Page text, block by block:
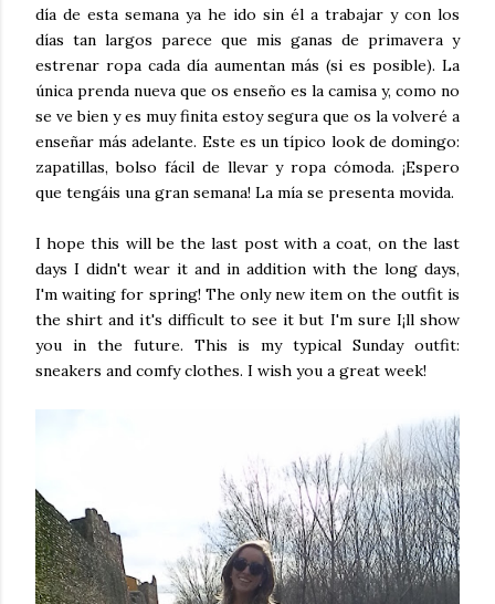
día de esta semana ya he ido sin él a trabajar y con los
días tan largos parece que mis ganas de primavera y
estrenar ropa cada día aumentan más (si es posible). La
única prenda nueva que os enseño es la camisa y, como no
se ve bien y es muy finita estoy segura que os la volveré a
enseñar más adelante. Este es un típico look de domingo:
zapatillas, bolso fácil de llevar y ropa cómoda. ¡Espero
que tengáis una gran semana! La mía se presenta movida.
I hope this will be the last post with a coat, on the last
days I didn't wear it and in addition with the long days,
I'm waiting for spring! The only new item on the outfit is
the shirt and it's difficult to see it but I'm sure I¡ll show
you in the future. This is my typical Sunday outfit:
sneakers and comfy clothes. I wish you a great week!